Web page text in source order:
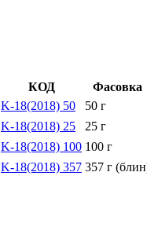
КОД
Фасовка
K-18(2018) 50
50 г
K-18(2018) 25 25 г
K-18(2018) 100 100 г
K-18(2018) 357 357 г